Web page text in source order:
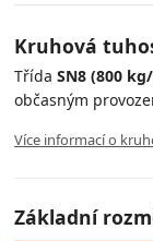
Kruhová
TřídaSN8 (800
občasným
Více informací o
Základní